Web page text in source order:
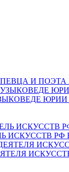
И
ИСКУССТВ